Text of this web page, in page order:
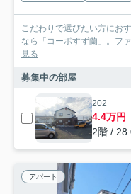
こだわりで選びたい方にお
なら「コーポすず蘭」。フ
見る
募集中の部屋
202
4.4万円
2階 /
アパート